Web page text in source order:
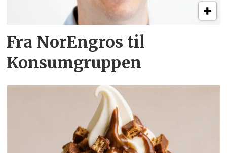
Fra NorEngros til
Konsumgruppen